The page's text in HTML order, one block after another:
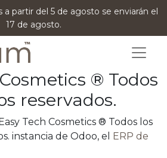
a partir del 5 de agosto se enviarán el
17 de agosto.
® Todos
reservados.
Tech Cosmetics ® Todos los
instancia de Odoo, el ERP de